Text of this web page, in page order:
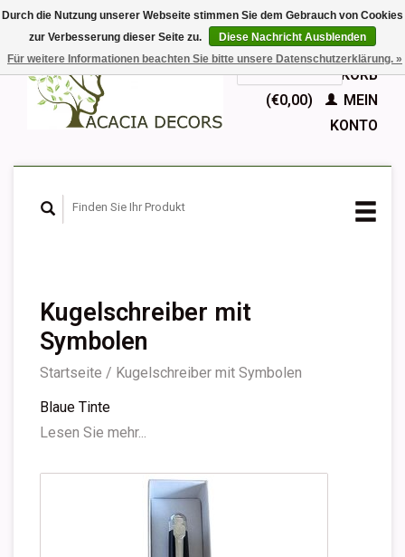
EUR
GBPDeutsch
Nederlands
English
IHR WARENKORB
(€0,00)
MEIN
KONTO
Kugelschreiber mit
Symbolen
Startseite / Kugelschreiber mit Symbolen
Blaue Tinte
Lesen Sie mehr...
Durch die Nutzung unserer Webseite stimmen Sie dem Gebrauch von Cookies
zur Verbesserung dieser Seite zu.
Diese Nachricht Ausblenden
Für weitere Informationen beachten Sie bitte unsere Datenschutzerklärung. »